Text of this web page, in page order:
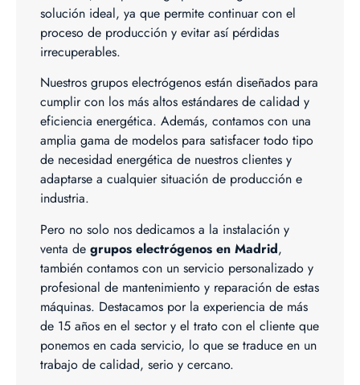
solución ideal, ya que permite continuar con el
proceso de producción y evitar así pérdidas
irrecuperables.
Nuestros grupos electrógenos están diseñados para
cumplir con los más altos estándares de calidad y
eficiencia energética. Además, contamos con una
amplia gama de modelos para satisfacer todo tipo
de necesidad energética de nuestros clientes y
adaptarse a cualquier situación de producción e
industria.
Pero no solo nos dedicamos a la instalación y
venta de grupos electrógenos en Madrid,
también contamos con un servicio personalizado y
profesional de mantenimiento y reparación de estas
máquinas. Destacamos por la experiencia de más
de 15 años en el sector y el trato con el cliente que
ponemos en cada servicio, lo que se traduce en un
trabajo de calidad, serio y cercano.